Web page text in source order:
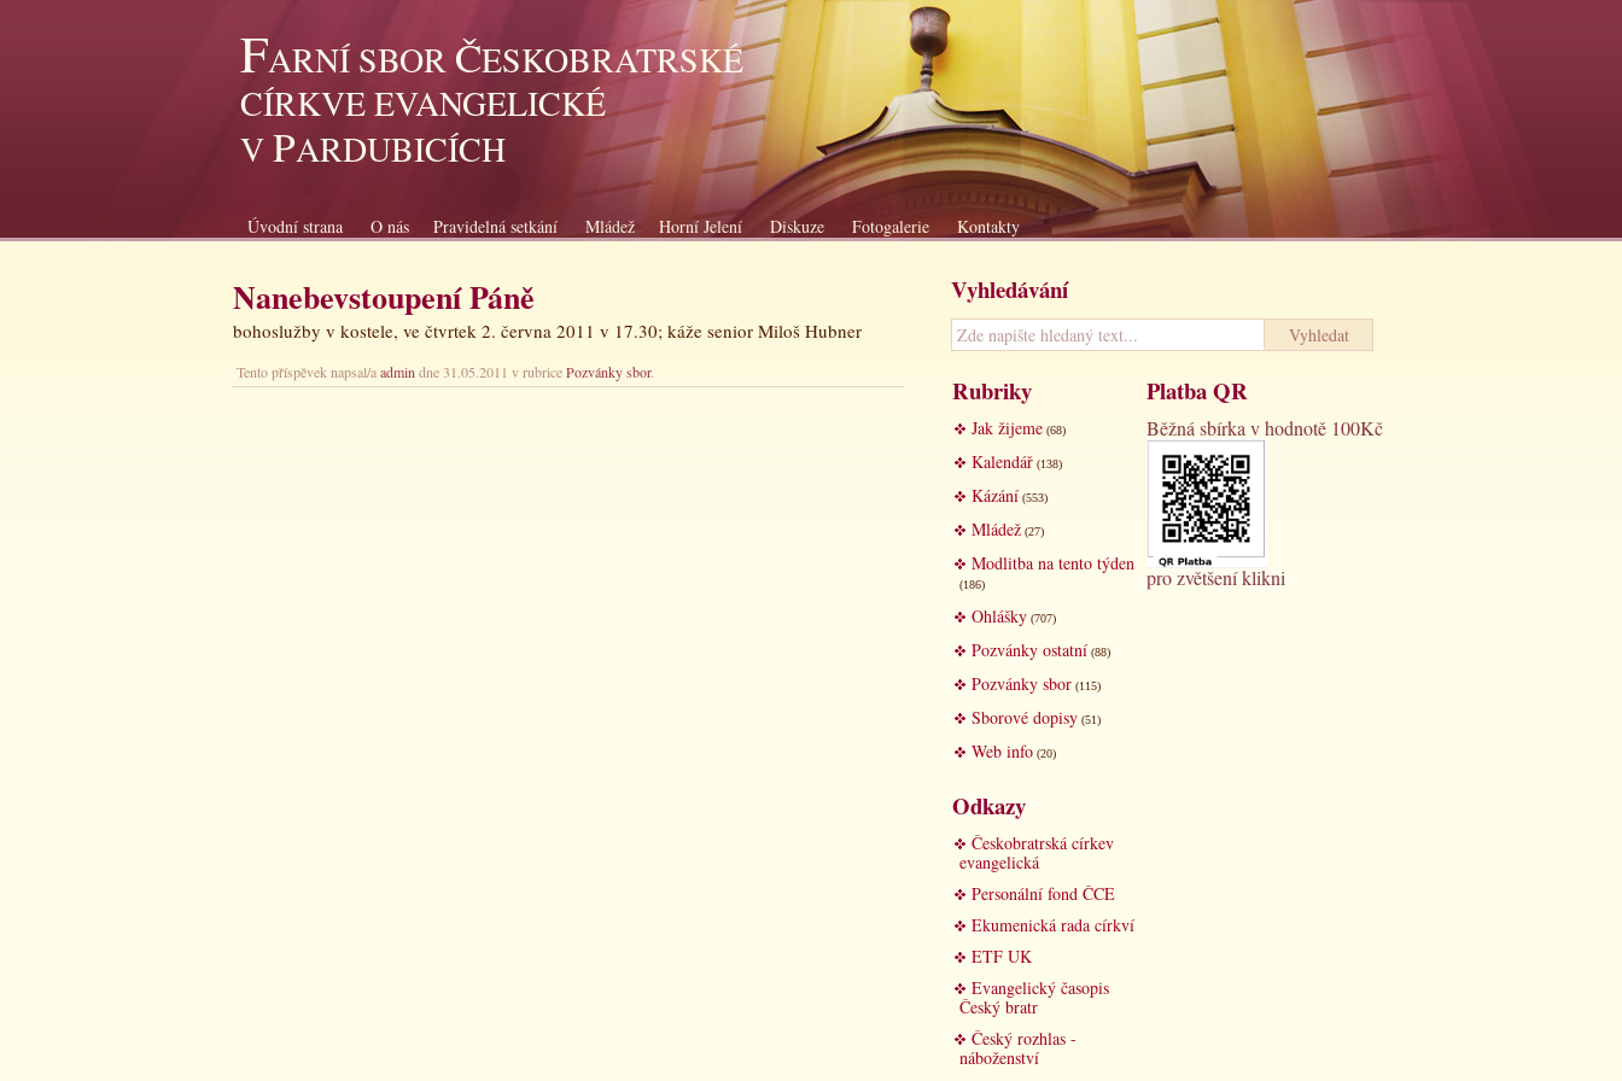
FARNÍ SBOR ČESKOBRATRSKÉ
CÍRKVE EVANGELICKÉ
VPARDUBICÍCH
Úvodní strana O nás Pravidelná setkání Mládež Horní Jelení Diskuze Fotogalerie Kontakty
Nanebevstoupení Páně
bohoslužby v kostele, ve čtvrtek 2. června 2011 v 17.30; káže senior Miloš Hubner
Tento příspěvek napsal/aadmin dne 31.05.2011 v rubricePozvánky sbor.
Vyhledávání
Rubriky
Jak žijeme (68)
Kalendář (138)
Kázání (553)
Mládež (27)
Modlitba na tento týden
(186)
Ohlášky (707)
Pozvánky ostatní (88)
Pozvánky sbor (115)
Sborové dopisy (51)
Web info (20)
Odkazy
Českobratrská církev
evangelická
Personální fond ČCE
Ekumenická rada církví
ETF UK
Evangelický časopis
Český bratr
Český rozhlas -
náboženství
Platba QR
Běžná sbírka v hodnotě 100Kč
pro zvětšení klikni